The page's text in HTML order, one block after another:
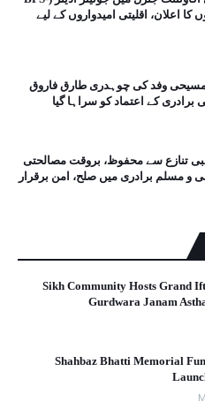
آسامیوں کا اعلان، اقلیتی امیدواروں کے لیے
مسیحی وفد کی چوہدری طارق فاروق
کے اعتماد کو سراہا گیا
تنازع سے محفوظ، بروقت مصالحتی
و مسلم برادری میں صلح، امن برقرار
Sikh Community Hosts Grand
Gurdwara Janam
Shahbaz Bhatti Memorial